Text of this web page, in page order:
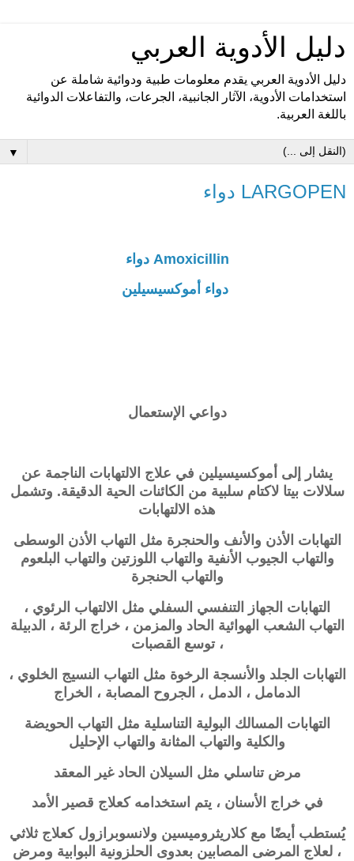
دليل الأدوية العربي
دليل الأدوية العربي يقدم معلومات طبية ودوائية شاملة عن
استخدامات الأدوية، الآثار الجانبية، الجرعات، والتفاعلات الدوائية
باللغة العربية.
▼
LARGOPEN دواء
Amoxicillin دواء
دواء أموكسيسيلين
دواعي الإستعمال
يشار إلى أموكسيسيلين في علاج الالتهابات الناجمة عن
سلالات بيتا لاكتام سلبية من الكائنات الحية الدقيقة. وتشمل
هذه الالتهابات
التهابات الأذن والأنف والحنجرة مثل التهاب الأذن الوسطى
والتهاب الجيوب الأنفية والتهاب اللوزتين والتهاب البلعوم
والتهاب الحنجرة
التهابات الجهاز التنفسي السفلي مثل الالتهاب الرئوي ،
التهاب الشعب الهوائية الحاد والمزمن ، خراج الرئة ، الدبيلة
، توسع القصبات
التهابات الجلد والأنسجة الرخوة مثل التهاب النسيج الخلوي ،
الدمامل ، الدمل ، الجروح المصابة ، الخراج
التهابات المسالك البولية التناسلية مثل التهاب الحويضة
والكلية والتهاب المثانة والتهاب الإحليل
مرض تناسلي مثل السيلان الحاد غير المعقد
في خراج الأسنان ، يتم استخدامه كعلاج قصير الأمد
يُستطب أيضًا مع كلاريثروميسين ولانسوبرازول كعلاج ثلاثي
، لعلاج المرضى المصابين بعدوى الحلزونية البوابية ومرض